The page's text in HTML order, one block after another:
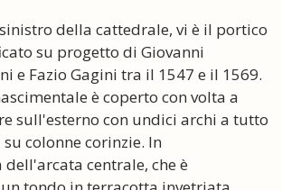
della cattedrale, vi è il portico
su progetto di Giovanni
e Fazio Gagini tra il 1547 e il 1569.
è coperto con volta a
sull'esterno con undici archi a tutto
colonne corinzie. In
centrale, che è